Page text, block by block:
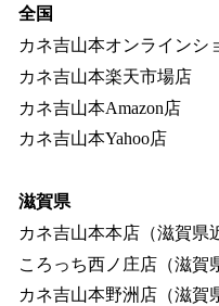
全国
カネ吉山本オンラインシ
カネ吉山本楽天市場店
カネ吉山本Amazon店
カネ吉山本Yahoo店
滋賀県
カネ吉山本本店（滋賀県
ころっち西ノ庄店（滋賀
カネ吉山本野洲店（滋賀